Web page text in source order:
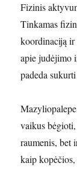
Fizinis
Tinkamas
koordinaciją ir
apie judėjimo
padeda
vaikus
raumenis, bet
kaip